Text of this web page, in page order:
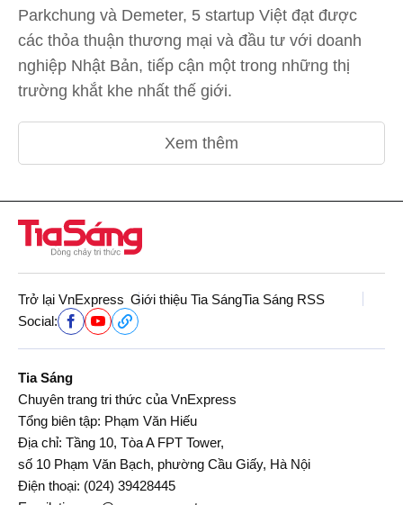
Parkchung và Demeter, 5 startup Việt đạt được
các thỏa thuận thương mại và đầu tư với doanh
nghiệp Nhật Bản, tiếp cận một trong những thị
trường khắt khe nhất thế giới.
Xem thêm
Trở lại VnExpress Giới thiệu Tia SángTia Sáng RSS
Social:
Tia Sáng
Chuyên trang tri thức của VnExpress
Tổng biên tập: Phạm Văn Hiếu
Địa chỉ: Tầng 10, Tòa A FPT Tower,
số 10 Phạm Văn Bạch, phường Cầu Giấy, Hà Nội
Điện thoại: (024) 39428445